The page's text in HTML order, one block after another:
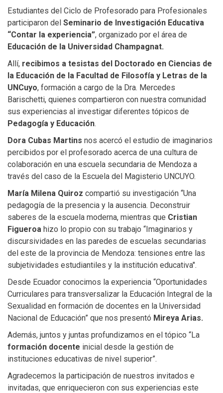
Estudiantes del Ciclo de Profesorado para Profesionales
participaron del Seminario de Investigación Educativa
“Contar la experiencia”, organizado por el área de
Educación de la Universidad Champagnat.
Allí, recibimos a tesistas del Doctorado en Ciencias de
la Educación de la Facultad de Filosofía y Letras de la
UNCuyo, formación a cargo de la Dra. Mercedes
Barischetti, quienes compartieron con nuestra comunidad
sus experiencias al investigar diferentes tópicos de
Pedagogía y Educación.
Dora Cubas Martins nos acercó el estudio de imaginarios
percibidos por el profesorado acerca de una cultura de
colaboración en una escuela secundaria de Mendoza a
través del caso de la Escuela del Magisterio UNCUYO.
María Milena Quiroz compartió su investigación “Una
pedagogía de la presencia y la ausencia. Deconstruir
saberes de la escuela moderna, mientras que Cristian
Figueroa hizo lo propio con su trabajo “Imaginarios y
discursividades en las paredes de escuelas secundarias
del este de la provincia de Mendoza: tensiones entre las
subjetividades estudiantiles y la institución educativa".
Desde Ecuador conocimos la experiencia “Oportunidades
Curriculares para transversalizar la Educación Integral de la
Sexualidad en formación de docentes en la Universidad
Nacional de Educación” que nos presentó Mireya Arias.
Además, juntos y juntas profundizamos en el tópico “La
formación docente inicial desde la gestión de
instituciones educativas de nivel superior”.
Agradecemos la participación de nuestros invitados e
invitadas, que enriquecieron con sus experiencias este